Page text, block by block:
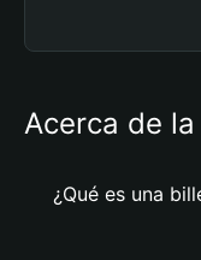
Acerca de
¿Qué es una